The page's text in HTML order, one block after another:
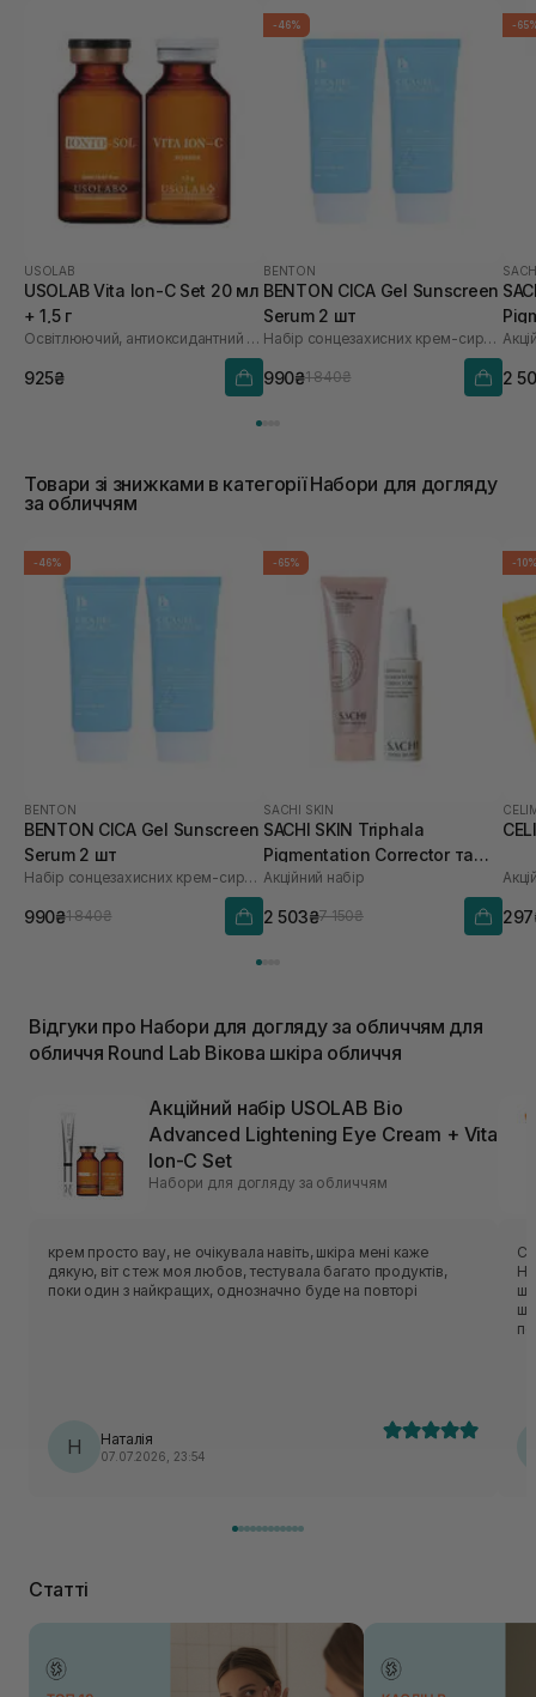
USOLAB
USOLAB Vita Ion-C Set 20 мл
+ 1,5 г
Освітлюючий, антиоксидантний та омолоджуючий набір
925₴
-46%
BENTON
BENTON CICA Gel Sunscreen
Serum 2 шт
Набір сонцезахисних крем-сироваток
990₴1 840₴
-
2
Товари зі знижками в категорії Набори для догляду
за обличчям
-46%
BENTON
BENTON CICA Gel Sunscreen
Serum 2 шт
Набір сонцезахисних крем-сироваток
990₴1 840₴
-65%
SACHI SKIN
SACHI SKIN Triphala
Pigmentation Corrector та
Saffron Luminous Cleanser
Акційний набір
2 503₴7 150₴
-
Відгуки про Набори для догляду за обличчям для
обличчя Round Lab Вікова шкіра обличчя
Акційний набір USOLAB Bio
Advanced Lightening Eye Cream + Vita
Ion-C Set
Набори для догляду за обличчям
крем просто вау, не очікувала навіть, шкіра мені каже
дякую, віт с теж моя любов, тестувала багато продуктів,
поки один з найкращих, однозначно буде на повторі
Н Наталія
07.07.2026, 23:54
Статті